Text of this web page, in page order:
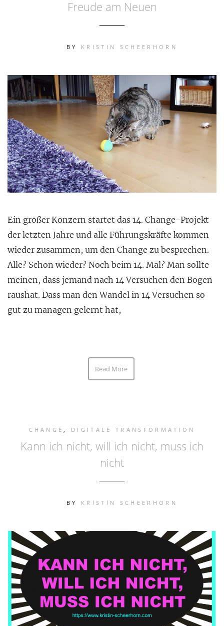
Freude am Neuen
BY KRISTIN SCHEERHORN
Ein großer Konzern startet das 14. Change-Projekt
der letzten Jahre und alle Führungskräfte kommen
wieder zusammen, um den Change zu besprechen.
Alle? Schon wieder? Noch beim 14. Mal? Man sollte
meinen, dass jemand nach 14 Versuchen den Bogen
raushat. Dass man den Wandel in 14 Versuchen so
gut zu managen gelernt hat,
Read More
CHANGE DIGITALE TRANSFORMATION
Kann ich nicht, will ich nicht, muss ich
nicht
BY KRISTIN SCHEERHORN